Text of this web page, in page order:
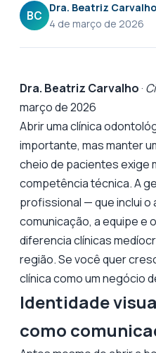
BC
Dra. Beatriz Carvalho
4 de março de 2026
Dra. Beatriz Carvalho ·
março de 2026
Abrir uma clínica
importante, mas manter
cheio de pacientes exige
competência técnica. A
profissional — que inclui o
comunicação, a equipe e
diferencia clínicas
região. Se você quer
clínica como um negócio
Identidade
como